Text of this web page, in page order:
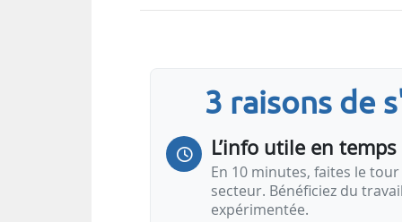
service et aux professionnels dès
3 raisons de
L’info utile en
En 10 minutes, faites le tour
secteur. Bénéficiez du
expérimentée.